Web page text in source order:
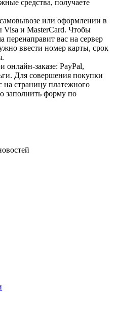
средства, получаете
или оформлении в
Visa и MasterCard. Чтобы
перенаправит вас на сервер
ввести номер карты, срок
заказе: PayPal,
Для совершения покупки
на страницу платежного
заполнить форму по